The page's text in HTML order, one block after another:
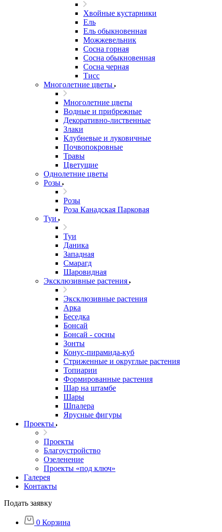
Хвойные кустарники
Ель
Ель обыкновенная
Можжевельник
Сосна горная
Сосна обыкновенная
Сосна черная
Тисс
Многолетние цветы
Многолетние цветы
Водные и прибрежные
Декоративно-лиственные
Злаки
Клубневые и луковичные
Почвопокровные
Травы
Цветущие
Однолетние цветы
Розы
Розы
Роза Канадская Парковая
Туи
Туи
Даника
Западная
Смарагд
Шаровидная
Эксклюзивные растения
Эксклюзивные растения
Арка
Беседка
Бонсай
Бонсай - сосны
Зонты
Конус-пирамида-куб
Стриженные и округлые растения
Топиарии
Формированные растения
Шар на штамбе
Шары
Шпалера
Ярусные фигуры
Проекты
Проекты
Благоустройство
Озеленение
Проекты «под ключ»
Галерея
Контакты
Подать заявку
0 Корзина